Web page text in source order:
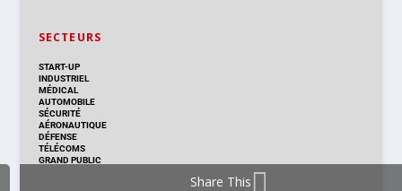
SECTEURS
START-UP
INDUSTRIEL
MÉDICAL
AUTOMOBILE
SÉCURITÉ
AÉRONAUTIQUE
DÉFENSE
TÉLÉCOMS
GRAND PUBLIC
Share This